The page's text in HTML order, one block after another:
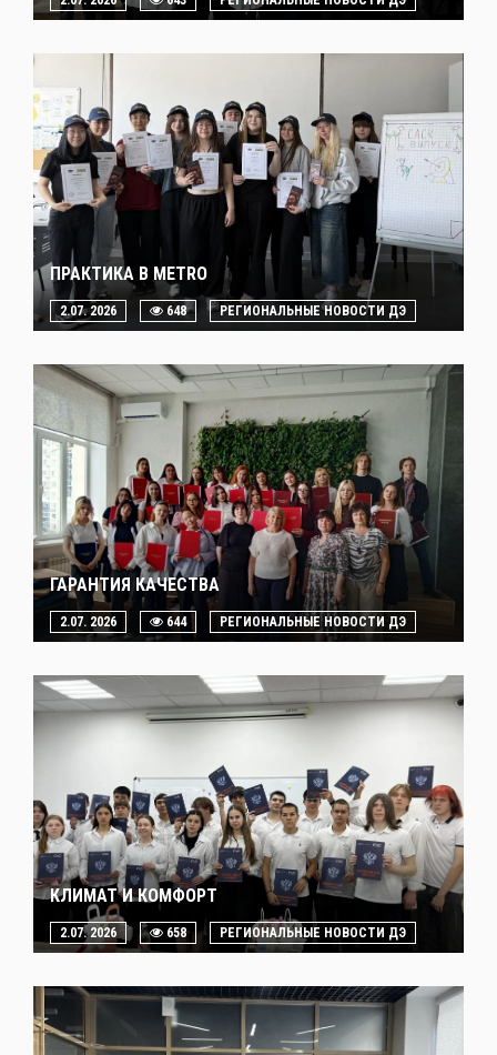
ПРАКТИКА В METRO
2.07. 2026 648 РЕГИОНАЛЬНЫЕ НОВОСТИ ДЭ
ГАРАНТИЯ КАЧЕСТВА
2.07. 2026 644 РЕГИОНАЛЬНЫЕ НОВОСТИ ДЭ
КЛИМАТ И КОМФОРТ
2.07. 2026 658 РЕГИОНАЛЬНЫЕ НОВОСТИ ДЭ